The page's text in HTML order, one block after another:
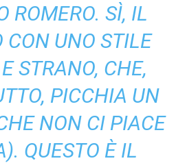
ROMERO. SÌ, IL
CON UNO STILE
STRANO, CHE,
PICCHIA UN
NON CI PIACE
QUESTO È IL